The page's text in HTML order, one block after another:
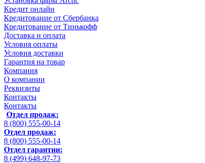
Кредит онлайн
Кредитование от Сбербанка
Кредитование от Тинькофф
Доставка и оплата
Условия оплаты
Условия доставки
Гарантия на товар
Компания
О компании
Реквизиты
Контакты
Контакты
Отдел продаж:
8 (800) 555-00-14
Отдел продаж:
8 (800) 555-00-14
Отдел гарантии:
8 (499) 648-97-73